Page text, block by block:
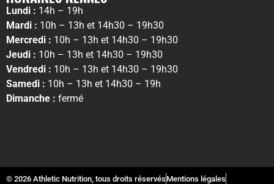
Lundi : 14h – 19h
Mardi : 10h – 13h et 14h30 – 19h30
Mercredi : 10h – 13h et 14h30 – 19h30
Jeudi : 10h – 13h et 14h30 – 19h30
Vendredi : 10h – 13h et 14h30 – 19h30
Samedi : 10h – 13h et 14h30 – 19h
Dimanche : fermé
© 2026 Athletic Nutrition, tous droits réservés Mentions légales